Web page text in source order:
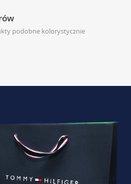
podobne kolorystycznie